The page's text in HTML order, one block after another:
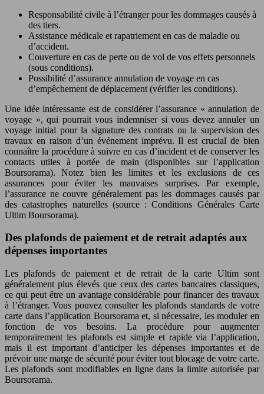
Responsabilité civile à l’étranger pour les dommages causés à
des tiers.
Assistance médicale et rapatriement en cas de maladie ou
d’accident.
Couverture en cas de perte ou de vol de vos effets personnels
(sous conditions).
Possibilité d’assurance annulation de voyage en cas
d’empêchement de déplacement (vérifier les conditions).
Une idée intéressante est de considérer l’assurance « annulation de
voyage », qui pourrait vous indemniser si vous devez annuler un
voyage initial pour la signature des contrats ou la supervision des
travaux en raison d’un événement imprévu. Il est crucial de bien
connaître la procédure à suivre en cas d’incident et de conserver les
contacts utiles à portée de main (disponibles sur l’application
Boursorama). Notez bien les limites et les exclusions de ces
assurances pour éviter les mauvaises surprises. Par exemple,
l’assurance ne couvre généralement pas les dommages causés par
des catastrophes naturelles (source : Conditions Générales Carte
Ultim Boursorama).
Des plafonds de paiement et de retrait adaptés aux
dépenses importantes
Les plafonds de paiement et de retrait de la carte Ultim sont
généralement plus élevés que ceux des cartes bancaires classiques,
ce qui peut être un avantage considérable pour financer des travaux
à l’étranger. Vous pouvez consulter les plafonds standards de votre
carte dans l’application Boursorama et, si nécessaire, les moduler en
fonction de vos besoins. La procédure pour augmenter
temporairement les plafonds est simple et rapide via l’application,
mais il est important d’anticiper les dépenses importantes et de
prévoir une marge de sécurité pour éviter tout blocage de votre carte.
Les plafonds sont modifiables en ligne dans la limite autorisée par
Boursorama.